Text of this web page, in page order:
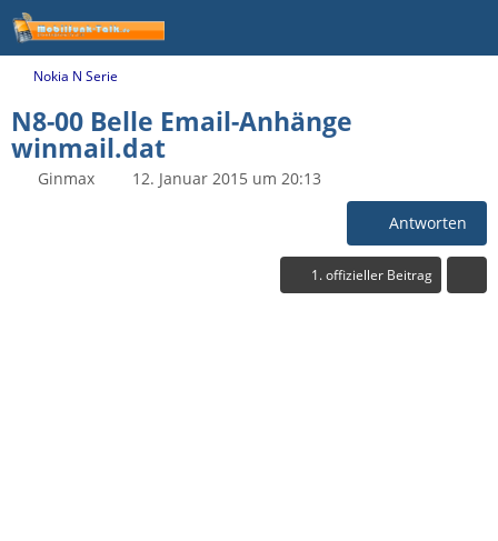
Nokia N Serie
N8-00 Belle Email-Anhänge
winmail.dat
Ginmax 12. Januar 2015 um 20:13
Antworten
1. offizieller Beitrag